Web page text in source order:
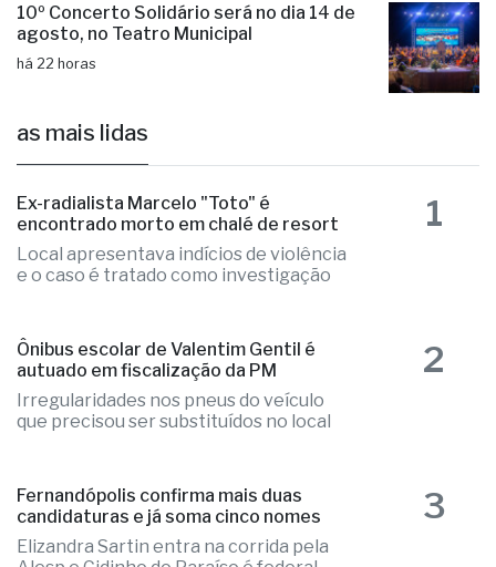
10º Concerto Solidário será no dia 14 de
agosto, no Teatro Municipal
há 22 horas
as mais lidas
Ex-radialista Marcelo "Toto" é
encontrado morto em chalé de resort
Local apresentava indícios de violência
e o caso é tratado como investigação
1
Ônibus escolar de Valentim Gentil é
autuado em fiscalização da PM
Irregularidades nos pneus do veículo
que precisou ser substituídos no local
2
Fernandópolis confirma mais duas
candidaturas e já soma cinco nomes
Elizandra Sartin entra na corrida pela
3